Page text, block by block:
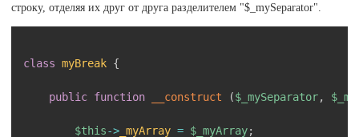
строку, отделяя их друг от друга разделителем "$_mySeparator".
class myBreak {
public function __construct ($_mySeparator,
$this->_myArray = $_myArray;